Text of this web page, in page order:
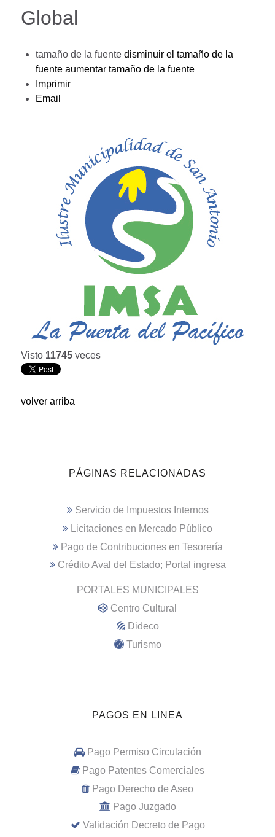
Global
tamaño de la fuente disminuir el tamaño de la
fuente aumentar tamaño de la fuente
Imprimir
Email
Visto 11745 veces
volver arriba
PÁGINAS RELACIONADAS
Servicio de Impuestos Internos
Licitaciones en Mercado Público
Pago de Contribuciones en Tesorería
Crédito Aval del Estado; Portal ingresa
PORTALES MUNICIPALES
Centro Cultural
Dideco
Turismo
PAGOS EN LINEA
Pago Permiso Circulación
Pago Patentes Comerciales
Pago Derecho de Aseo
Pago Juzgado
Validación Decreto de Pago